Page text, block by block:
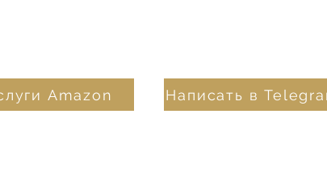
Amazon Написать в